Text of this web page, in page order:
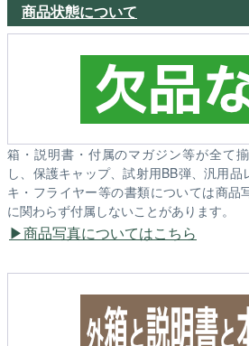
商品状態について
箱・説明書・付属のマガジン等が全て
し、保護キャップ、試射用BB弾、汎用
キ・フライヤー等の書類については商品
に関わらず付属しないことがあります。
商品写真についてはこちら